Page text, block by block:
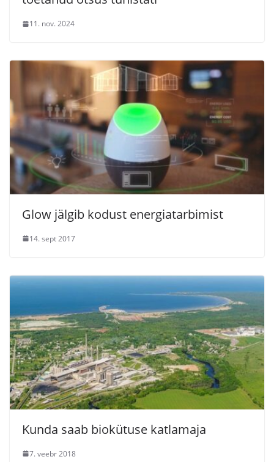
11. nov. 2024
Glow jälgib kodust energiatarbimist
14. sept 2017
Kunda saab biokütuse katlamaja
7. veebr 2018